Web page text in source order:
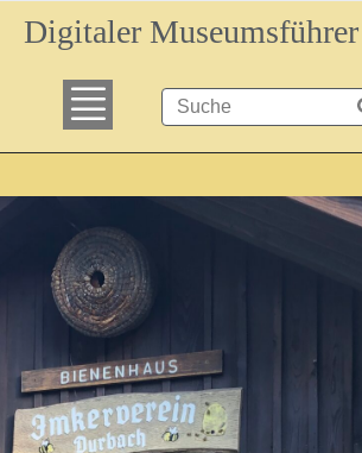
Digitaler Museumsführer
Museumsareal (Start)
Sonderausstellung
Sonderausstellung Überblick
Haupthaus
Museumshof
Schopf
Brenn- und Backhaus
Mühlenhaus